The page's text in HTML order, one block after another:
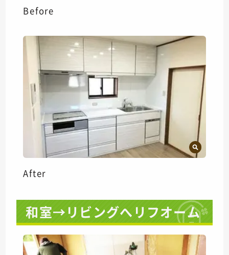
Before
After
和室→リビングへリフオーム